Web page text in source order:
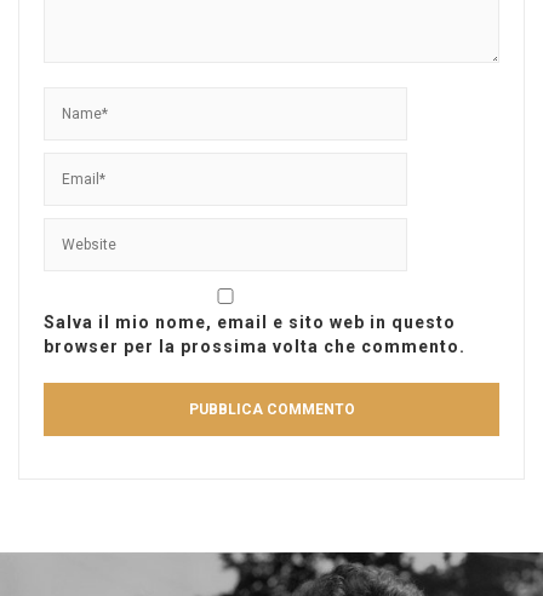
Salva il mio nome, email e sito web in questo
browser per la prossima volta che commento.